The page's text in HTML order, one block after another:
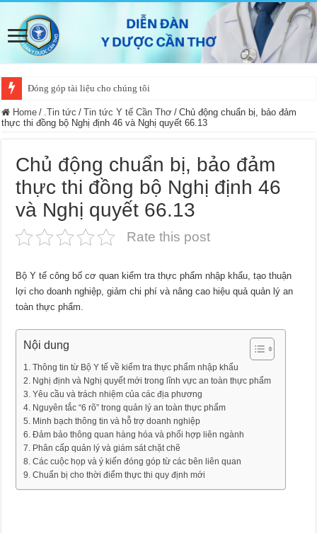
Đóng góp tài liệu cho chúng tôi
Home / .Tin tức / Tin tức Y tế Cần Thơ / Chủ động chuẩn bị, bảo đảm
thực thi đồng bộ Nghị định 46 và Nghị quyết 66.13
Chủ động chuẩn bị, bảo đảm
thực thi đồng bộ Nghị định 46
và Nghị quyết 66.13
Rate this post
Bộ Y tế công bố cơ quan kiểm tra thực phẩm nhập khẩu, tạo thuận
lợi cho doanh nghiệp, giảm chi phí và nâng cao hiệu quả quản lý an
toàn thực phẩm.
Nội dung
Thông tin từ Bộ Y tế về kiểm tra thực phẩm nhập khẩu
Nghị định và Nghị quyết mới trong lĩnh vực an toàn thực phẩm
Yêu cầu và trách nhiệm của các địa phương
Nguyên tắc “6 rõ” trong quản lý an toàn thực phẩm
Minh bạch thông tin và hỗ trợ doanh nghiệp
Đảm bảo thông quan hàng hóa và phối hợp liên ngành
Phân cấp quản lý và giám sát chặt chẽ
Các cuộc họp và ý kiến đóng góp từ các bên liên quan
Chuẩn bị cho thời điểm thực thi quy định mới